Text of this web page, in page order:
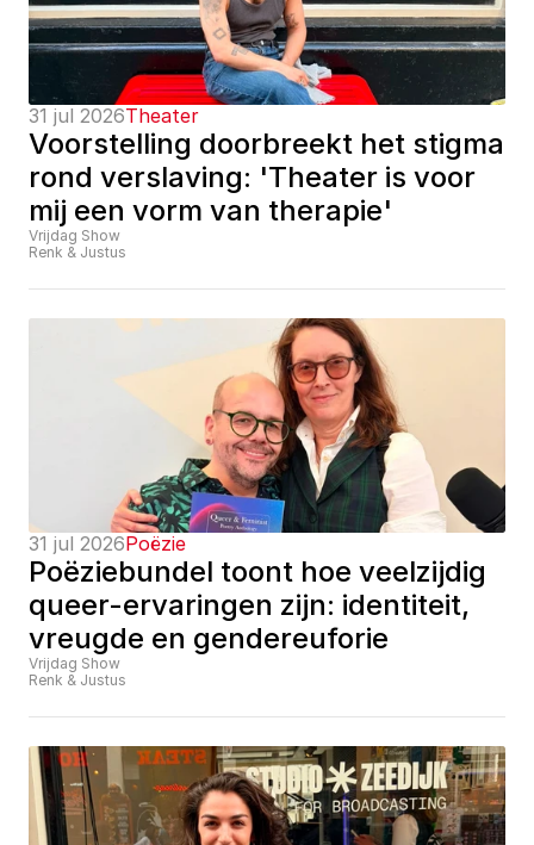
31 jul 2026Theater
Voorstelling doorbreekt het stigma
rond verslaving: 'Theater is voor
mij een vorm van therapie'
Vrijdag Show
Renk & Justus
31 jul 2026Poëzie
Poëziebundel toont hoe veelzijdig
queer-ervaringen zijn: identiteit,
vreugde en gendereuforie
Vrijdag Show
Renk & Justus